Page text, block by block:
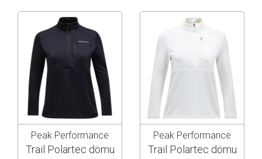
Peak Performance
Trail Polartec dömu
Peak Performance
Trail Polartec dömu